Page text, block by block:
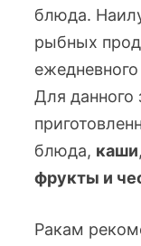
блюда.
рыбных
Для данного
блюда, каши
фрукты и
Ракам